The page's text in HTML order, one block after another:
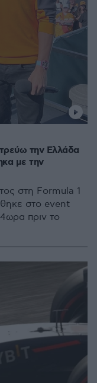
την Ελλάδα
με την
στη Formula 1
στο event
πριν το